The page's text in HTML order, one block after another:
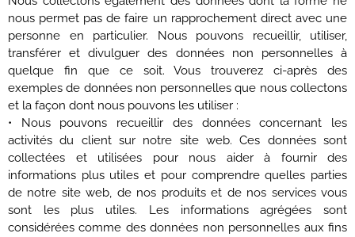
nous permet pas de faire un rapprochement direct avec une
personne en particulier. Nous pouvons recueillir, utiliser,
transférer et divulguer des données non personnelles à
quelque fin que ce soit. Vous trouverez ci-après des
exemples de données non personnelles que nous collectons
et la façon dont nous pouvons les utiliser :
• Nous pouvons recueillir des données concernant les
activités du client sur notre site web. Ces données sont
collectées et utilisées pour nous aider à fournir des
informations plus utiles et pour comprendre quelles parties
de notre site web, de nos produits et de nos services vous
sont les plus utiles. Les informations agrégées sont
considérées comme des données non personnelles aux fins